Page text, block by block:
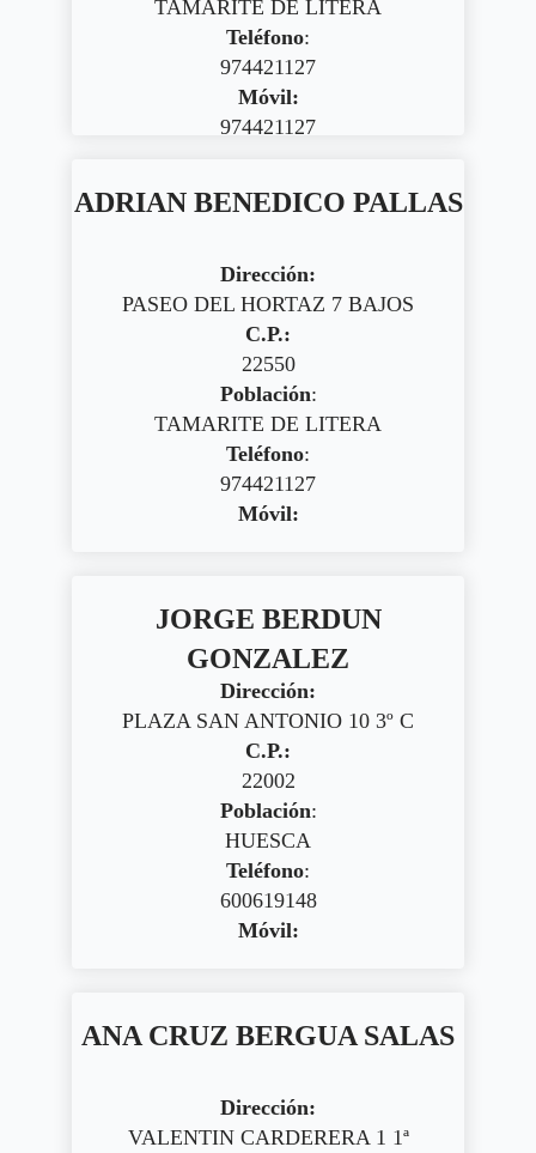
TAMARITE DE LITERA
Teléfono:
974421127
Móvil:
974421127
ADRIAN BENEDICO PALLAS
Dirección:
PASEO DEL HORTAZ 7 BAJOS
C.P.:
22550
Población:
TAMARITE DE LITERA
Teléfono:
974421127
Móvil:
JORGE BERDUN
GONZALEZ
Dirección:
PLAZA SAN ANTONIO 10 3º C
C.P.:
22002
Población:
HUESCA
Teléfono:
600619148
Móvil:
ANA CRUZ BERGUA SALAS
Dirección:
VALENTIN CARDERERA 1 1ª